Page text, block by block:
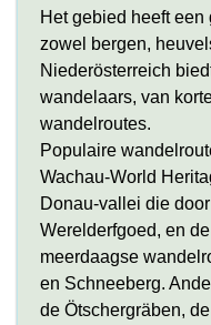
Het gebied heeft
zowel bergen,
Niederösterreich
wandelaars, van
wandelroutes.
Populaire
Wachau-World
Donau-vallei die
Werelderfgoed, en
meerdaagse
en Schneeberg.
de Ötschergräben,